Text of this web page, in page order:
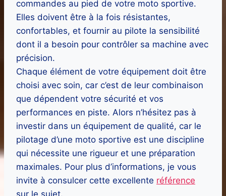
commandes au pied de votre moto sportive.
Elles doivent être à la fois résistantes,
confortables, et fournir au pilote la sensibilité
dont il a besoin pour contrôler sa machine avec
précision.
Chaque élément de votre équipement doit être
choisi avec soin, car c’est de leur combinaison
que dépendent votre sécurité et vos
performances en piste. Alors n’hésitez pas à
investir dans un équipement de qualité, car le
pilotage d’une moto sportive est une discipline
qui nécessite une rigueur et une préparation
maximales. Pour plus d’informations, je vous
invite à consulcer cette excellente référence